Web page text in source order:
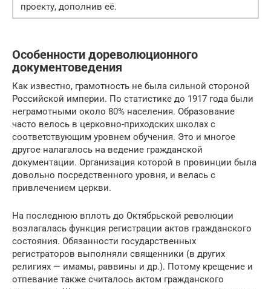
проекту, дополнив её.
Особенности дореволюционного
документоведения
Как известно, грамотность не была сильной стороной
Российской империи. По статистике до 1917 года были
неграмотными около 80% населения. Образование
часто велось в церковно-приходских школах с
соответствующим уровнем обучения. Это и многое
другое налагалось на ведение гражданской
документации. Организация которой в провинции была
довольно посредственного уровня, и велась с
привлечением церкви.
На последнюю вплоть до Октябрьской революции
возлагалась функция регистрации актов гражданского
состояния. Обязанности государственных
регистраторов выполняли священники (в других
религиях — имамы, раввины и др.). Потому крещение и
отпевание также считалось актом гражданского